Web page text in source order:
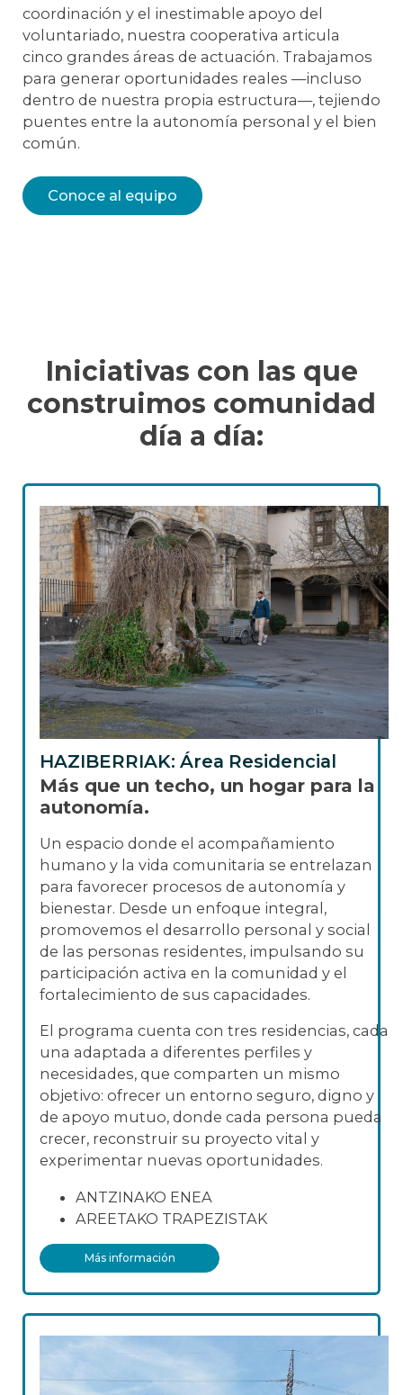
coordinación y el inestimable apoyo del
voluntariado, nuestra cooperativa articula
cinco grandes áreas de actuación. Trabajamos
para generar oportunidades reales —incluso
dentro de nuestra propia estructura—, tejiendo
puentes entre la autonomía personal y el bien
común.
Conoce al equipo
Iniciativas con las que
construimos comunidad
día a día:
HAZIBERRIAK: Área Residencial
Más que un techo, un hogar para la
autonomía.
Un espacio donde el acompañamiento
humano y la vida comunitaria se entrelazan
para favorecer procesos de autonomía y
bienestar. Desde un enfoque integral,
promovemos el desarrollo personal y social
de las personas residentes, impulsando su
participación activa en la comunidad y el
fortalecimiento de sus capacidades.
El programa cuenta con tres residencias, cada
una adaptada a diferentes perfiles y
necesidades, que comparten un mismo
objetivo: ofrecer un entorno seguro, digno y
de apoyo mutuo, donde cada persona pueda
crecer, reconstruir su proyecto vital y
experimentar nuevas oportunidades.
ANTZINAKO ENEA
AREETAKO TRAPEZISTAK
Más información